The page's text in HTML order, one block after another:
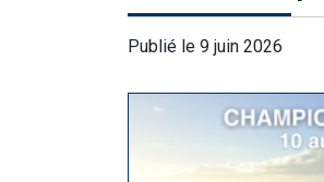
Publié le 9 juin 2026